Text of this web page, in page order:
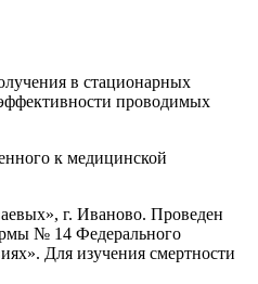
в стационарных
проводимых
к медицинской
г. Иваново. Проведен
№ 14 Федерального
Для изучения смертности